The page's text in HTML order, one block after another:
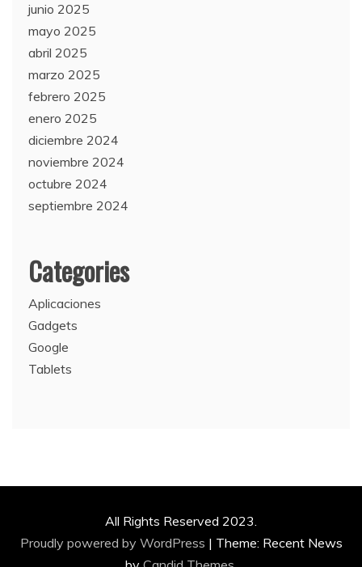
junio 2025
mayo 2025
abril 2025
marzo 2025
febrero 2025
enero 2025
diciembre 2024
noviembre 2024
octubre 2024
septiembre 2024
Categories
Aplicaciones
Gadgets
Google
Tablets
All Rights Reserved 2023.
Proudly powered by WordPress | Theme: Recent News